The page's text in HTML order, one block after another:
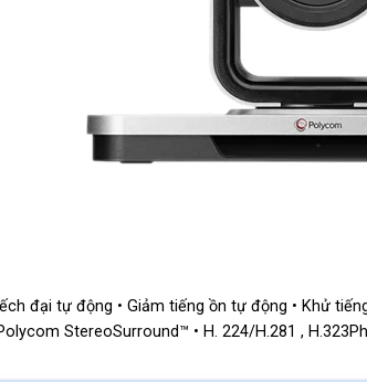
đại tự động • Giảm tiếng ồn tự động • Khử
StereoSurround™ • H. 224/H.281 ,